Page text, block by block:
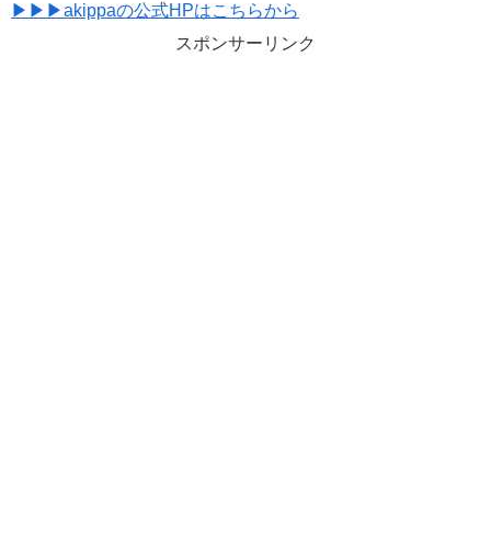
▶▶▶akippaの公式HPはこちらから
スポンサーリンク